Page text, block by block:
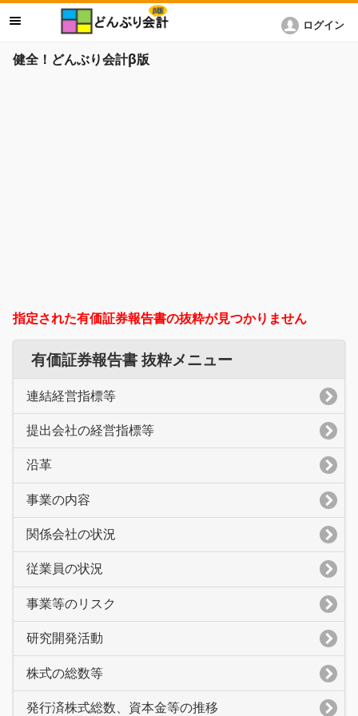
健全！どんぶり会計β版
ログイン
指定された有価証券報告書の抜粋が見つかりません
有価証券報告書 抜粋メニュー
連結経営指標等
提出会社の経営指標等
沿革
事業の内容
関係会社の状況
従業員の状況
事業等のリスク
研究開発活動
株式の総数等
発行済株式総数、資本金等の推移